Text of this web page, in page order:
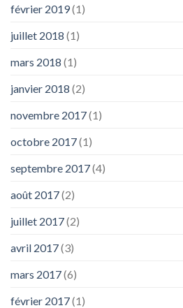
février 2019(1)
juillet 2018 (1)
mars 2018 (1)
janvier 2018 (2)
novembre 2017(1)
octobre 2017(1)
septembre 2017(4)
août 2017(2)
juillet 2017(2)
avril 2017(3)
mars 2017(6)
février 2017(1)